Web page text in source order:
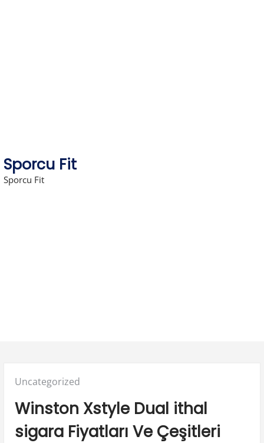
Sporcu Fit
Sporcu Fit
Posted
Uncategorized
Winston Xstyle Dual ithal
sigara Fiyatları Ve Çeşitleri